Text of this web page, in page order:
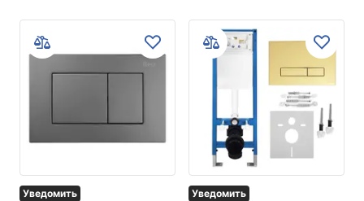
Уведомить Уведомить